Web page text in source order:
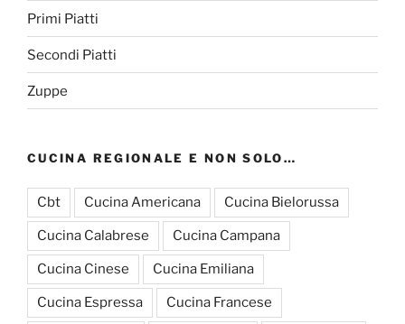
Primi Piatti
Secondi Piatti
Zuppe
CUCINA REGIONALE E NON SOLO…
Cbt Cucina Americana Cucina Bielorussa
Cucina Calabrese Cucina Campana
Cucina Cinese Cucina Emiliana
Cucina Espressa Cucina Francese